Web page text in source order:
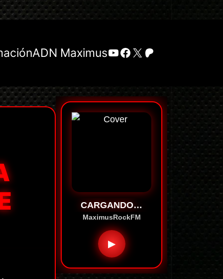
ADN MaximusYouTube
Facebook
X Patreon
CARGANDO…
MaximusRockFM
▶